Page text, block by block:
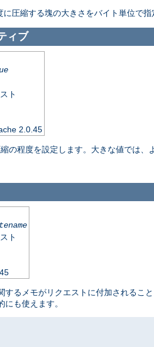
圧縮する塊の大きさをバイト単位で指
ィブ
ト
2.0.45
の程度を設定します。大きな値では、
ト
するメモがリクエストに付加されるこ
も使えます。